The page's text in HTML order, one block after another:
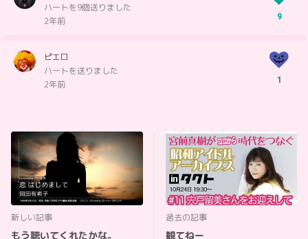
ハートを9個送りました
2年前
9
ピエロ
ハートを送りました
2年前
1
新しい記事
もう聴いてくれたかな。
過去の記事
観てねー